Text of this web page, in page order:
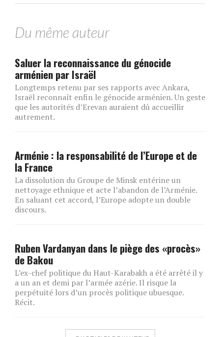
Du même auteur
Saluer la reconnaissance du génocide
arménien par Israël
Longtemps retenu par ses rapports avec Ankara,
Israël reconnaît enfin le génocide arménien. Un geste
que les autorités d’Erevan auraient dû accueillir
autrement.
Arménie : la responsabilité de l’Europe et de
la France
La dissolution du Groupe de Minsk entérine un
nettoyage ethnique et acte l’abandon de l’Arménie.
En saluant cet accord, l’Europe adopte un double
discours.
Ruben Vardanyan dans le piège des «procès»
de Bakou
L’ex-chef politique du Haut-Karabakh a été arrêté il y
a un an et demi par l’armée azérie. Il risque la
perpétuité lors d’un procès politique ubuesque.
Récit.